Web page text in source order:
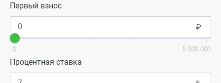
Первый взнос
0 5 000 000
Процентная ставка